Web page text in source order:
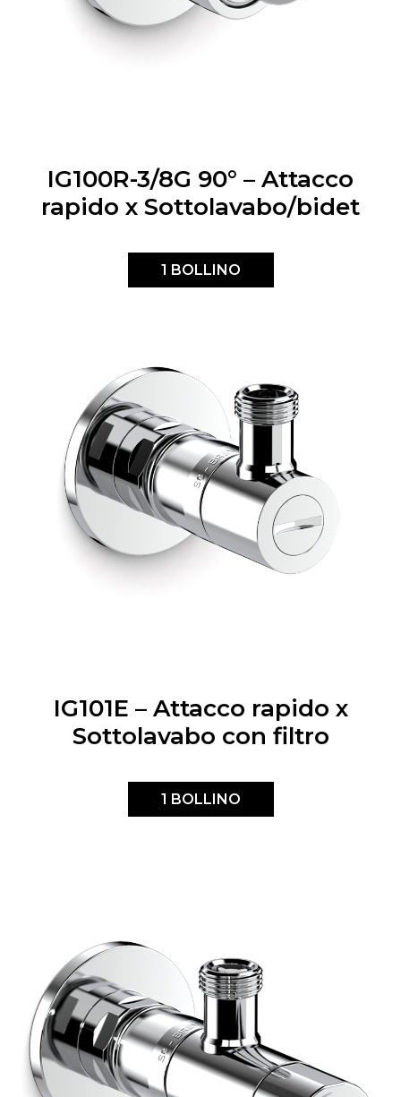
IG100R-3/8G 90° – Attacco
rapido x Sottolavabo/bidet
1 BOLLINO
IG101E – Attacco rapido x
Sottolavabo con filtro
1 BOLLINO